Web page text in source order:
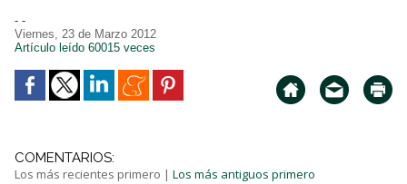
- -
Viernes, 23 de Marzo 2012
Artículo leído 60015 veces
COMENTARIOS:
Los más recientes primero | Los más antiguos primero